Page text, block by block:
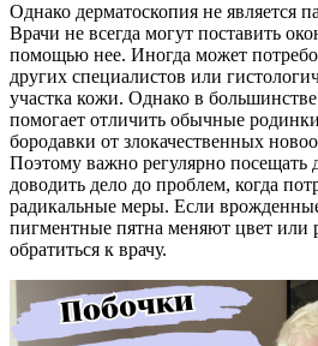
Однако дерматоскопия не является
Врачи не всегда могут поставить
помощью нее. Иногда может
других специалистов или
участка кожи. Однако в большинстве
помогает отличить обычные
бородавки от злокачественных
Поэтому важно регулярно посещать
доводить дело до проблем, когда
радикальные меры. Если
пигментные пятна меняют цвет или
обратиться к врачу.